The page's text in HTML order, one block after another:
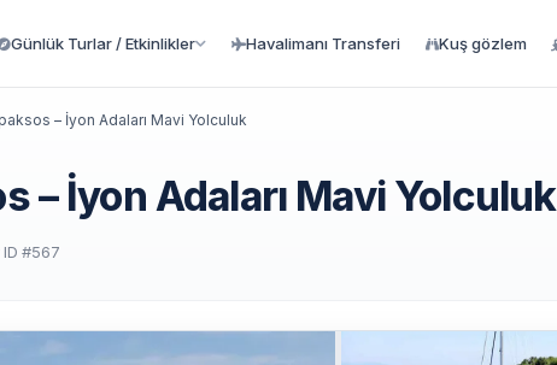
Günlük Turlar / Etkinlikler Havalimanı Transferi Kuş gözlem
– İyon Adaları Mavi Yolculuk
– İyon Adaları Mavi Yolculuk
ID #567